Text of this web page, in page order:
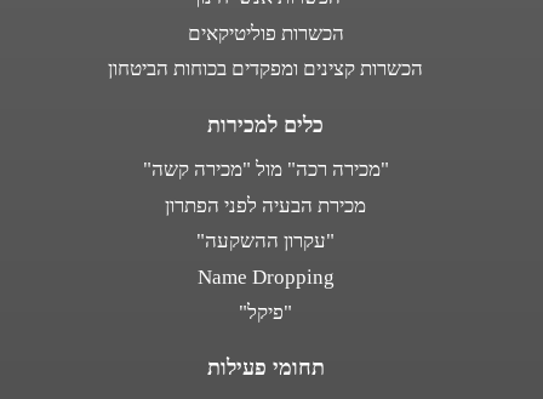
הכשרות פוליטיקאים
הכשרות קצינים ומפקדים בכוחות הביטחון
כלים למכירות
"מכירה רכה" מול "מכירה קשה"
מכירת הבעיה לפני הפתרון
"עקרון ההשקעה"
Name Dropping
"פיקל"
תחומי פעילות